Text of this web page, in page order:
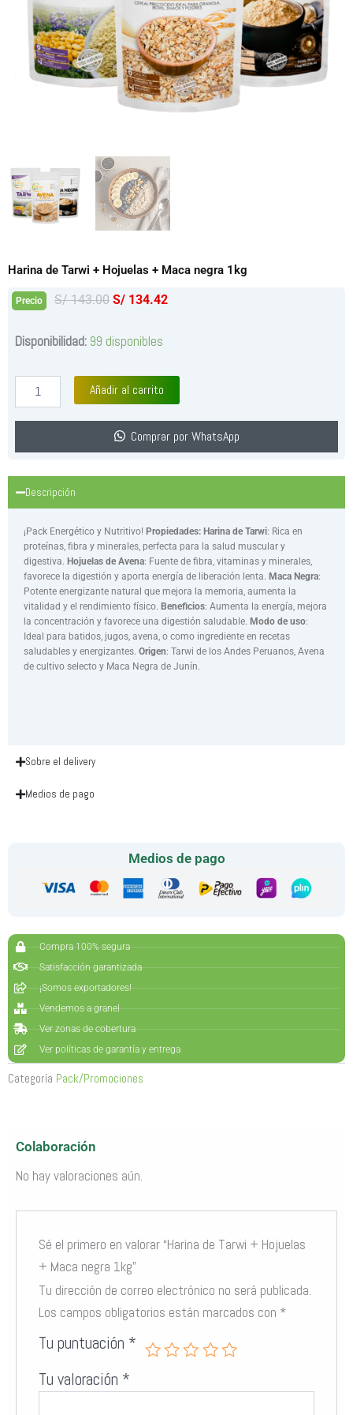
Harina de Tarwi + Hojuelas + Maca negra 1kg
Precio S/143.00 El
original
era:
S/ 134.42El
Disponibilidad: 99 disponibles
Harina
de
+
Hojuelas
cantidad
Añadir al carrito
Comprar por WhatsApp
Descripción
¡Pack Energético y Nutritivo! Propiedades: Harina de Tarwi: Rica en
proteínas, fibra y minerales, perfecta para la salud muscular y
digestiva. Hojuelas de Avena: Fuente de fibra, vitaminas y minerales,
favorece la digestión y aporta energía de liberación lenta. Maca Negra:
Potente energizante natural que mejora la memoria, aumenta la
vitalidad y el rendimiento físico. Beneficios: Aumenta la energía, mejora
la concentración y favorece una digestión saludable. Modo de uso:
Ideal para batidos, jugos, avena, o como ingrediente en recetas
saludables y energizantes. Origen: Tarwi de los Andes Peruanos, Avena
de cultivo selecto y Maca Negra de Junín.
Sobre el delivery
Medios de pago
Medios de pago
Compra 100% segura
Satisfacción garantizada
¡Somos exportadores!
Vendemos a granel
Ver zonas de cobertura
Ver políticas de garantía y entrega
Categoría Pack/Promociones
Colaboración
No hay valoraciones aún.
Sé el primero en valorar “Harina de Tarwi + Hojuelas
+ Maca negra 1kg”
Tu dirección de correo electrónico no será publicada.
Los campos obligatorios están marcados con *
Tu puntuación *
Tu valoración *